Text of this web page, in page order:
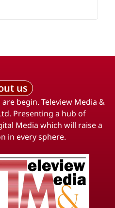
us
begin. Teleview Media &
Presenting a hub of
Media which will raise a
in every sphere.